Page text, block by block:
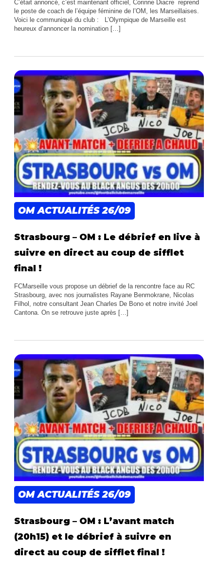
C’était annoncé, c’est maintenant officiel, Corinne Diacre reprend
le poste de coach de l’équipe féminine de l’OM, les Marseillaises.
Voici le communiqué du club : L’Olympique de Marseille est
heureux d’annoncer la nomination […]
OM ACTUALITÉS26/09
Strasbourg – OM : Le débrief en live à
suivre en direct au coup de sifflet
final !
FCMarseille vous propose un débrief de la rencontre face au RC
Strasbourg, avec nos journalistes Rayane Benmokrane, Nicolas
Filhol, notre consultant Jean Charles De Bono et notre invité Joel
Cantona. On se retrouve juste après […]
OM ACTUALITÉS26/09
Strasbourg – OM : L’avant match
(20h15) et le débrief à suivre en
direct au coup de sifflet final !